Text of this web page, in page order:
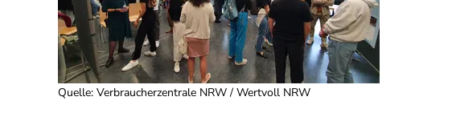
Quelle: Verbraucherzentrale NRW / Wertvoll NRW